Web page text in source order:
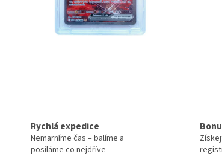
Rychlá expedice
Nemarníme čas – balíme a
posíláme co nejdříve